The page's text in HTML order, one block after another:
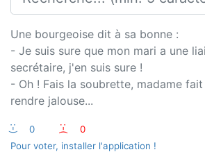
Une bourgeoise dit à sa bonne :
- Je suis sure que mon mari a une
secrétaire, j'en suis sure !
- Oh ! Fais la soubrette, madame
rendre jalouse...
:-) 0 :-(
0
Pour voter, installer l'application !